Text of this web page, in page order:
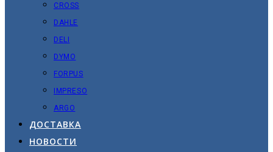
CROSS
DAHLE
DELI
DYMO
FORPUS
IMPRESO
ARGO
ДОСТАВКА
НОВОСТИ